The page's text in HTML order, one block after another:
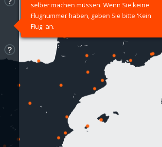
selber machen müssen. Wenn Sie keine
Flugnummer haben, geben Sie bitte 'Kein
Flug' an.